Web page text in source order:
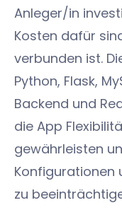
Anleger/in
Kosten dafür
verbunden ist.
Python, Flask,
Backend und
die App
gewährleisten
Konfigurationen
zu